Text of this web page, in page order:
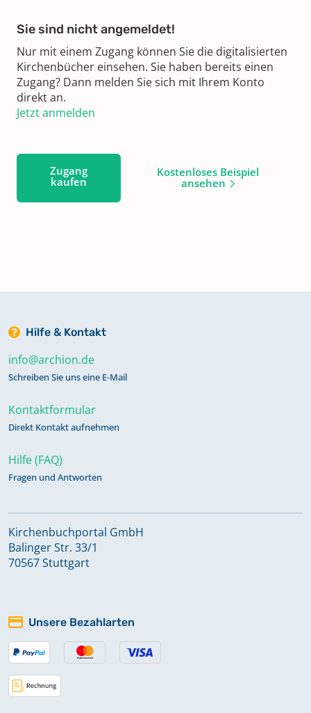
Sie sind nicht angemeldet!
Nur mit einem Zugang können Sie die digitalisierten
Kirchenbücher einsehen. Sie haben bereits einen
Zugang? Dann melden Sie sich mit Ihrem Konto
direkt an.
Jetzt anmelden
Zugang
kaufen
Kostenloses Beispiel
ansehen
Hilfe & Kontakt
info@archion.de
Schreiben Sie uns eine E-Mail
Kontaktformular
Direkt Kontakt aufnehmen
Hilfe (FAQ)
Fragen und Antworten
Kirchenbuchportal GmbH
Balinger Str. 33/1
70567 Stuttgart
Unsere Bezahlarten